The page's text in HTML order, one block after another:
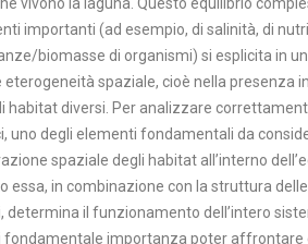
importanti (ad esempio, di salinità, di
biomasse di organismi) si esplicita in
eterogeneità spaziale, cioè nella presenza
habitat diversi. Per analizzare
uno degli elementi fondamentali da
spaziale degli habitat all’interno
essa, in combinazione con la struttura
determina il funzionamento dell’intero
fondamentale importanza poter affrontare